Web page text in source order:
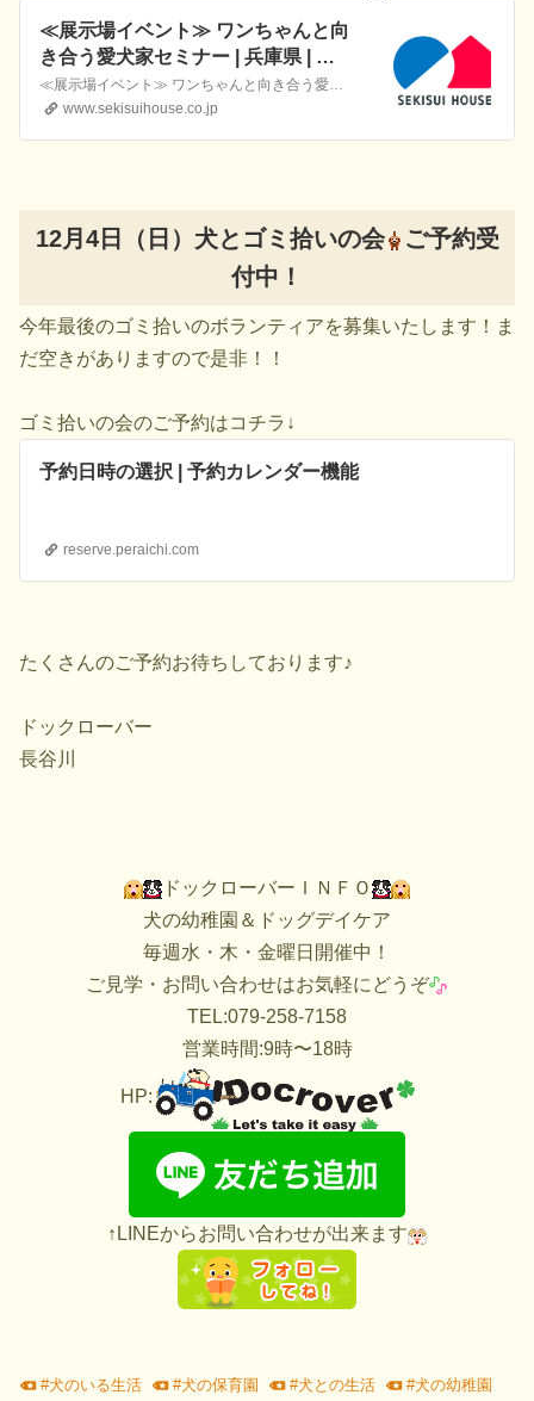
≪展示場イベント≫ ワンちゃんと向
き合う愛犬家セミナー | 兵庫県 | 全
国各地のイベントのご案内 | 積水ハ
ウス
≪展示場イベント≫ ワンちゃんと向き合う愛犬家セミナーを紹介いたします。積水ハウスの住宅展示場や分譲物件のほか、住まいづくりに役立つイベントの最新情報も公開しています。
www.sekisuihouse.co.jp
12月4日（日）犬とゴミ拾いの会
ご予約受
付中！
今年最後のゴミ拾いのボランティアを募集いたします！ま
だ空きがありますので是非！！
ゴミ拾いの会のご予約はコチラ↓
予約日時の選択 | 予約カレンダー機能
reserve.peraichi.com
たくさんのご予約お待ちしております♪
ドックローバー
長谷川
ドックローバーＩＮＦＯ
犬の幼稚園＆ドッグデイケア
毎週水・木・金曜日開催中！
ご見学・お問い合わせはお気軽にどうぞ
TEL:079-258-7158
営業時間:9時〜18時
HP:
↑LINEからお問い合わせが出来ます
#犬のいる生活 #犬の保育園 #犬との生活 #犬の幼稚園